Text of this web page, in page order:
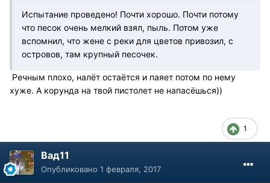
Испытание проведено! Почти хорошо. Почти потому
что песок очень мелкий взял, пыль. Потом уже
вспомнил, что жене с реки для цветов привозил, с
островов, там крупный песочек.
Речным плохо, налёт остаётся и паяет потом по нему
хуже. А корунда на твой пистолет не напасёшься))
1
Вад11
Опубликовано 1 февраля, 2017